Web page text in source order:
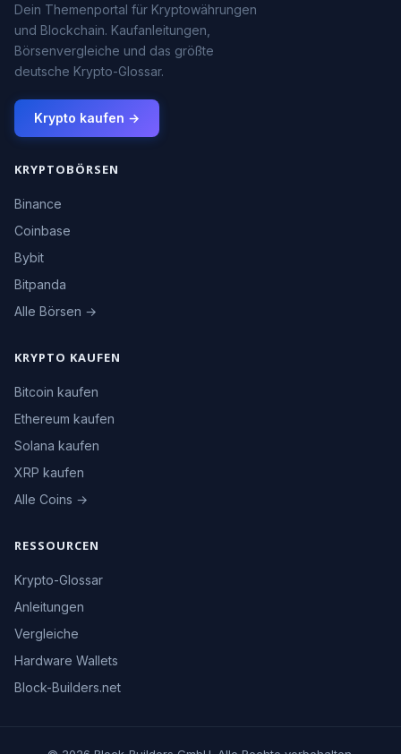
Dein Themenportal für Kryptowährungen
und Blockchain. Kaufanleitungen,
Börsenvergleiche und das größte
deutsche Krypto-Glossar.
Krypto kaufen →
KRYPTOBÖRSEN
Binance
Coinbase
Bybit
Bitpanda
Alle Börsen →
KRYPTO KAUFEN
Bitcoin kaufen
Ethereum kaufen
Solana kaufen
XRP kaufen
Alle Coins →
RESSOURCEN
Krypto-Glossar
Anleitungen
Vergleiche
Hardware Wallets
Block-Builders.net